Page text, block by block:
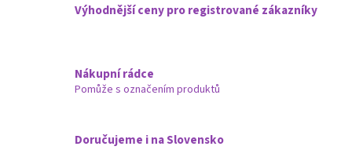
Výhodnější ceny pro registrované zákazníky
Nákupní rádce
Pomůže s označením produktů
Doručujeme i na Slovensko